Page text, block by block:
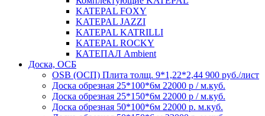
KATEPAL FOXY
KATEPAL JAZZI
KATEPAL KATRILLI
KATEPAL ROCKY
КАТЕПАЛ Ambient
Доска, ОСБ
OSB (ОСП) Плита толщ. 9*1,22*2,44 900 руб./лист
Доска обрезная 25*100*6м 22000 р / м.куб.
Доска обрезная 25*150*6м 22000 р / м.куб.
Доска обрезная 50*100*6м 22000 р. м.куб.